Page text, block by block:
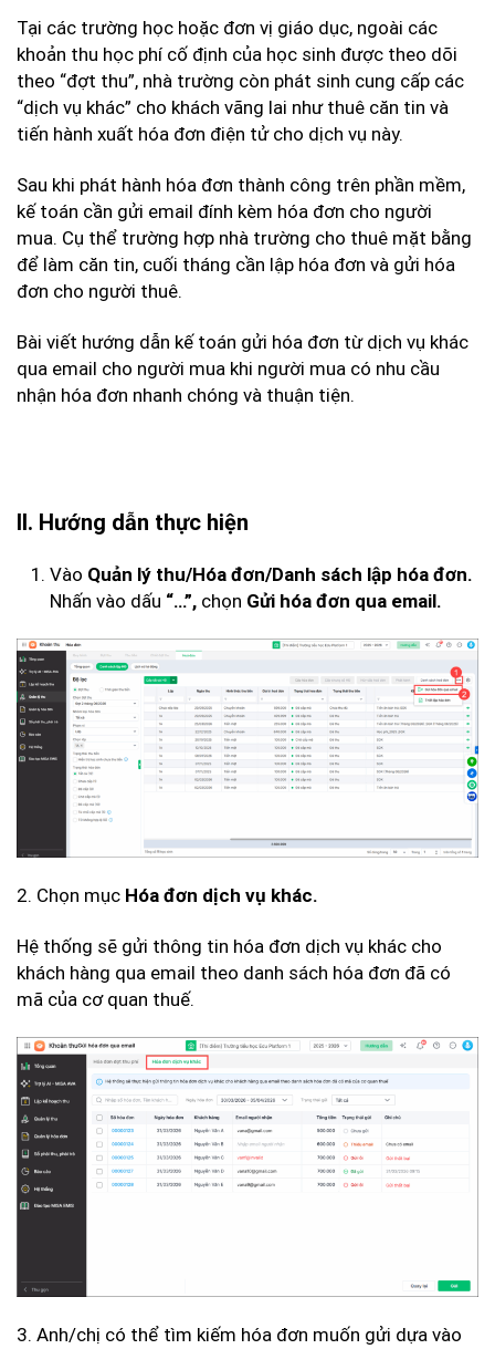
Tại các trường học hoặc đơn vị giáo dục, ngoài các
khoản thu học phí cố định của học sinh được theo dõi
theo “đợt thu”, nhà trường còn phát sinh cung cấp các
“dịch vụ khác” cho khách vãng lai như thuê căn tin và
tiến hành xuất hóa đơn điện tử cho dịch vụ này.
Sau khi phát hành hóa đơn thành công trên phần mềm,
kế toán cần gửi email đính kèm hóa đơn cho người
mua. Cụ thể trường hợp nhà trường cho thuê mặt bằng
để làm căn tin, cuối tháng cần lập hóa đơn và gửi hóa
đơn cho người thuê.
Bài viết hướng dẫn kế toán gửi hóa đơn từ dịch vụ khác
qua email cho người mua khi người mua có nhu cầu
nhận hóa đơn nhanh chóng và thuận tiện.
II. Hướng dẫn thực hiện
Vào Quản lý thu/Hóa đơn/Danh sách lập hóa đơn.
Nhấn vào dấu “…”, chọn Gửi hóa đơn qua email.
2. Chọn mục Hóa đơn dịch vụ khác.
Hệ thống sẽ gửi thông tin hóa đơn dịch vụ khác cho
khách hàng qua email theo danh sách hóa đơn đã có
mã của cơ quan thuế.
3. Anh/chị có thể tìm kiếm hóa đơn muốn gửi dựa vào